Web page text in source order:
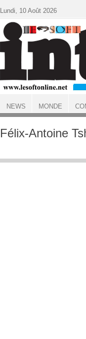
ACCUEIL
Félix-Antoine
Lundi, 10 Août 2026
NEWS MONDE